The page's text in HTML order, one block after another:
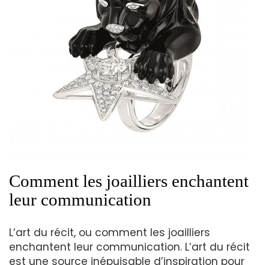
Comment les joailliers enchantent
leur communication
L’art du récit, ou comment les joailliers
enchantent leur communication. L’art du récit
est une source inépuisable d’inspiration pour